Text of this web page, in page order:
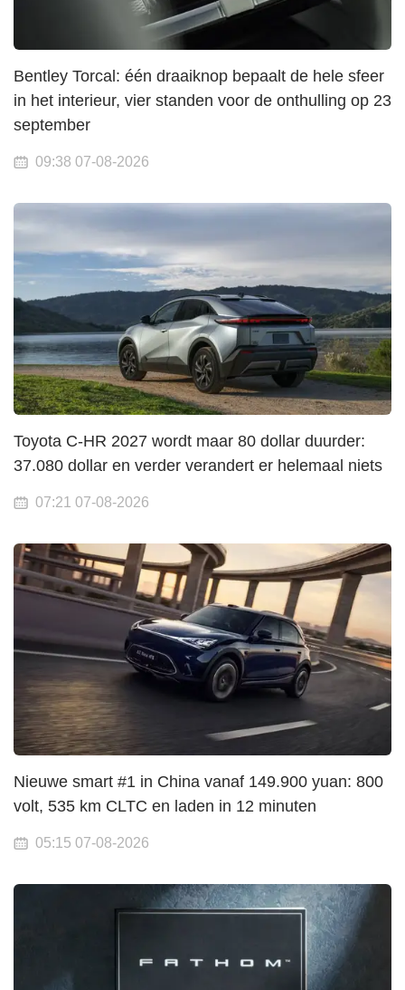
Bentley Torcal: één draaiknop bepaalt de hele sfeer
in het interieur, vier standen voor de onthulling op 23
september
09:38 07-08-2026
Toyota C-HR 2027 wordt maar 80 dollar duurder:
37.080 dollar en verder verandert er helemaal niets
07:21 07-08-2026
Nieuwe smart #1 in China vanaf 149.900 yuan: 800
volt, 535 km CLTC en laden in 12 minuten
05:15 07-08-2026